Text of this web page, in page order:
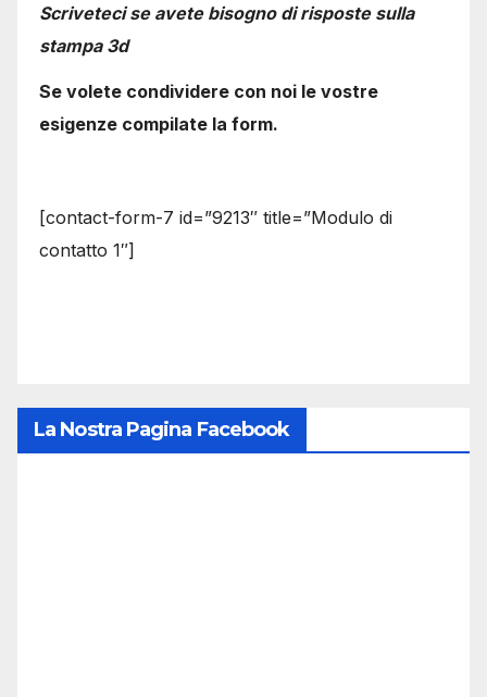
Scriveteci se avete bisogno di risposte sulla
stampa 3d
Se volete condividere con noi le vostre
esigenze compilate la form.
[contact-form-7 id=”9213″ title=”Modulo di
contatto 1″]
La Nostra Pagina Facebook